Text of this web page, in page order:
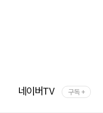
네이버TV 구독 +